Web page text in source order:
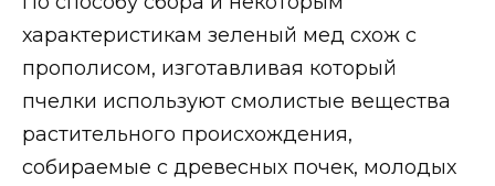
характеристикам зеленый мед схож с
прополисом, изготавливая который
пчелки используют смолистые вещества
растительного происхождения,
собираемые с древесных почек, молодых